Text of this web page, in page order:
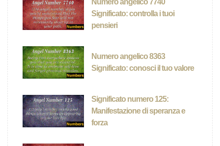
Significato: controlla i tuoi
pensieri
Numero angelico 8363
Significato: conosci il tuo valore
Significato numero 125:
Manifestazione di speranza e
forza